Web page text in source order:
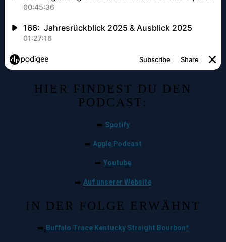
HIER FINDEST DU DEN
PODCAST:
➡️ Spotify
➡️ Apple Podcast
➡️ Youtube
➡️ Auf unserer Website
IN DER FOLGE ERWÄHNT
➡️ Buffalo Trace Kentucky Straight Bourbon*